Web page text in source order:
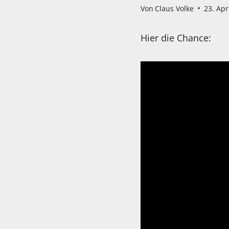
Von Claus Volke 23.
Hier die Chance: